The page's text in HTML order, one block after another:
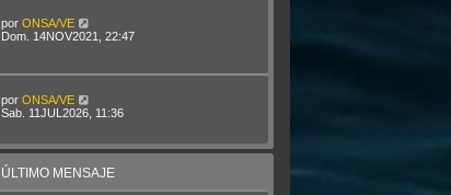
por ONSA/VE
Dom. 14NOV2021, 22:47
por ONSA/VE
Sab. 11JUL2026, 11:36
ÚLTIMO MENSAJE